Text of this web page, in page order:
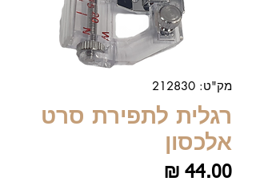
מק"ט: 212830
רגלית לתפירת סרט
אלכסון